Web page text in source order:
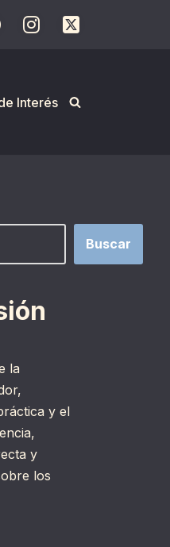
Interés
Buscar
la
y el
y
los